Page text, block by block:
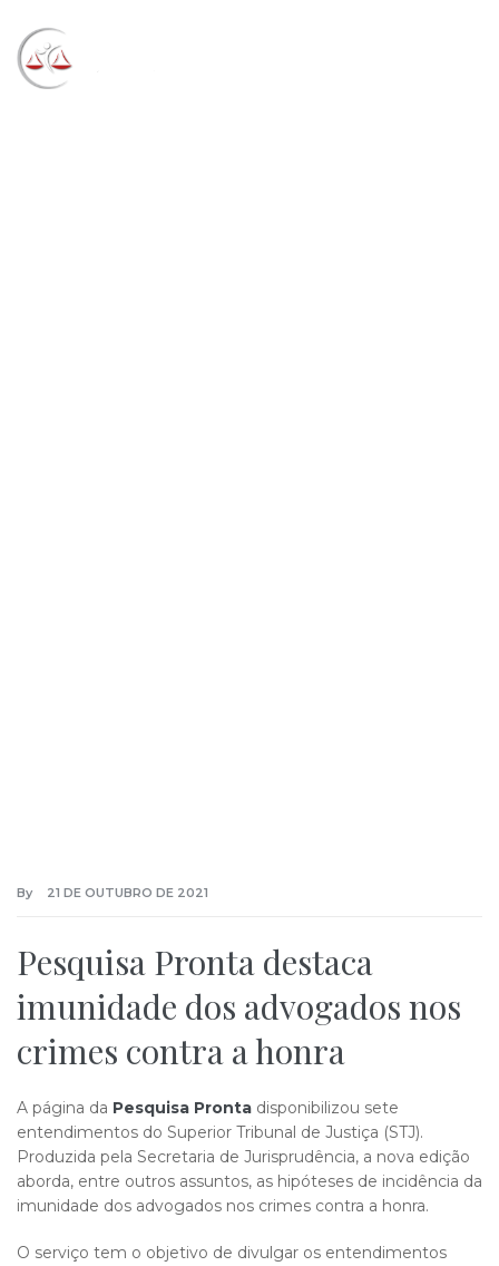
By 21 DE OUTUBRO DE 2021
Pesquisa Pronta destaca
imunidade dos advogados nos
crimes contra a honra
A página da Pesquisa Pronta disponibilizou sete
entendimentos do Superior Tribunal de Justiça (STJ).
Produzida pela Secretaria de Jurisprudência, a nova edição
aborda, entre outros assuntos, as hipóteses de incidência da
imunidade dos advogados nos crimes contra a honra.
O serviço tem o objetivo de divulgar os entendimentos